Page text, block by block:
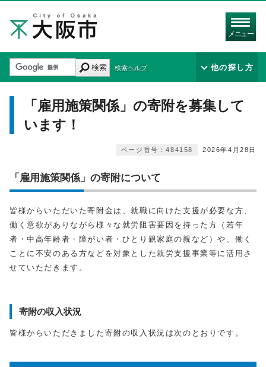
メニュー
検索 検索ヘルプ 他の探し方
「雇用施策関係」の寄附を募集して
います！
2026年4月28日
ページ番号：484158
「雇用施策関係」の寄附について
皆様からいただいた寄附金は、就職に向けた支援が必要な方、
働く意欲がありながら様々な就労阻害要因を持った方（若年
者・中高年齢者・障がい者・ひとり親家庭の親など）や、働く
ことに不安のある方などを対象とした就労支援事業等に活用さ
せていただきます。
寄附の収入状況
皆様からいただきました寄附の収入状況は次のとおりです。